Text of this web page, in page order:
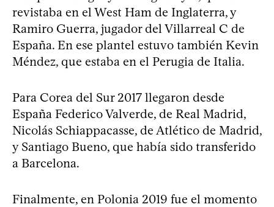
revistaba en el West Ham de Inglaterra, y
Ramiro Guerra, jugador del Villarreal C de
España. En ese plantel estuvo también Kevin
Méndez, que estaba en el Perugia de Italia.
Para Corea del Sur 2017 llegaron desde
España Federico Valverde, de Real Madrid,
Nicolás Schiappacasse, de Atlético de Madrid,
y Santiago Bueno, que había sido transferido
a Barcelona.
Finalmente, en Polonia 2019 fue el momento